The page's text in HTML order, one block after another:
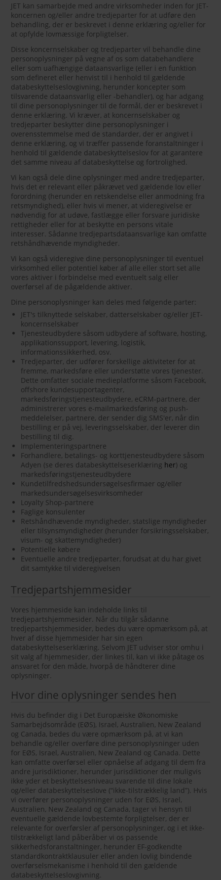
JET kan samarbejde med andre virksomheder inden for JET-
koncernen og/eller andre tredjeparter for at udføre den
behandling, der er beskrevet i denne erklæring og/eller for
at opfylde lovmæssige forpligtelser.
Disse koncernselskaber og tredjeparter vil behandle dine
personoplysninger på vegne af os som databehandlere
eller som uafhængige dataansvarlige (eller i en funktion
som defineret eller henvist til i henhold til gældende
databeskyttelseslovgivning, herunder koncepter som
tilsvarende dataansvarlig eller -behandler), og har adgang
til dine personoplysninger til de formål, der er beskrevet i
denne erklæring. Vi kræver, at koncernselskaber og
tredjeparter beskytter dine personoplysninger i
overensstemmelse med de standarder, der er angivet i
denne erklæring, og vi træffer passende foranstaltninger i
henhold til gældende databeskyttelseslov for at garantere
det samme niveau af databeskyttelse og fortrolighed.
Vi kan også dele dine oplysninger med andre tredjeparter,
hvis det er relevant eller påkrævet ved gældende lov eller
forordning (herunder en retskendelse eller anmodning fra
retsmyndighed), eller hvis vi mener, at videregivelse er
nødvendig for at udøve, fastlægge eller forsvare juridiske
rettigheder eller for at beskytte en persons vitale
interesser. Sådanne tredjepartsdataansvarlige kan omfatte
retshåndhævende myndigheder.
Vi kan også videregive dine personoplysninger til eventuel
virksomhed eller potentiel køber af alle eller stort set alle
vores aktiver i forbindelse med eventuelt salg eller
overførsel af de pågældende aktiver.
Dine personoplysninger kan deles med følgende parter:
JET's tilknyttede selskaber, datterselskaber og/eller JET-
koncernselskaber
Tjenesteudbydere såsom udbydere af software, hosting,
applikationssupport, levering, logistik,
informationssikkerhed, osv.
Tredjeparter, der udfører forskellige aktiviteter for at
fremme, markedsføre eller understøtte vores tjenester.
Dette omfatter sociale medieplatforme såsom Facebook,
offshore kundesupportagenter,
markedsføringstjenesteudbydere, eCRM-partnere, der
administrerer vores e-mailmarkedsføring og push-
meddelelser, partnere, der sender dig SMS'er, når din
bestilling er på vej, leveringsselskaber, der leverer din
bestilling til dig.
Implementeringspartnere
Forhandlere, betalings- og korttjenesteudbydere såsom
Adyen (se deres databeskyttelseserklæring her) og
markedsføringstjenesteudbydere
Kundetilfredshedsundersøgelsesfirmaer og/eller
markedsundersøgelsesvirksomheder
Loyalty Shop-partnere
Faglige konsulenter
Retshåndhævende myndigheder, statslige myndigheder
eller tilsynsmyndigheder (herunder forsikringsselskaber,
visum- og skattemyndigheder)
Potentielle købere
Eventuelle andre tredjeparter, forudsat at du har givet
dit samtykke til videregivelsen
Tredjepartshjemmesider
Vores hjemmeside kan indeholde links til
tredjepartshjemmesider. Når du tilgår sådanne
tredjepartshjemmesider, bedes du være opmærksom på, at
hver af disse hjemmesider har sin egen
databeskyttelseserklæring. Selvom JET udviser stor omhu i
sit valg af hjemmesider, der linkes til, kan vi ikke påtage os
ansvaret for den måde, hvorpå de håndterer dine
oplysninger.
Hvor dine oplysninger sendes hen
Hvis du befinder dig i Det Europæiske Økonomiske
Samarbejdsområde (EØS), Israel, Australien, New Zealand
og Canada, bedes du være opmærksom på, at vi kan
behandle og/eller overføre dine personoplysninger uden
for EØS, Israel, Australien, New Zealand og Canada. Dette
kan omfatte overførsel eller opnåelse af adgang til dem fra
andre jurisdiktioner, herunder jurisdiktioner der muligvis
ikke yder et beskyttelsesniveau svarende til dine lokale
og/eller databeskyttelseslove (“ikke-tilstrækkelig land”). Hvis
vi overfører personoplysninger uden for EØS, Israel,
Australien, New Zealand og Canada, tager vi hensyn til
eventuelle gældende lovbestemte forpligtelser, der er
relevante for overførsler af personoplysninger, og i et ikke-
tilstrækkeligt land påberåber vi os passende
sikkerhedsforanstaltninger, herunder EF-godkendte
standardkontraktklausuler eller anden lovlig bindende
overførselsmekanisme i henhold til den gældende
databeskyttelseslovgivning.